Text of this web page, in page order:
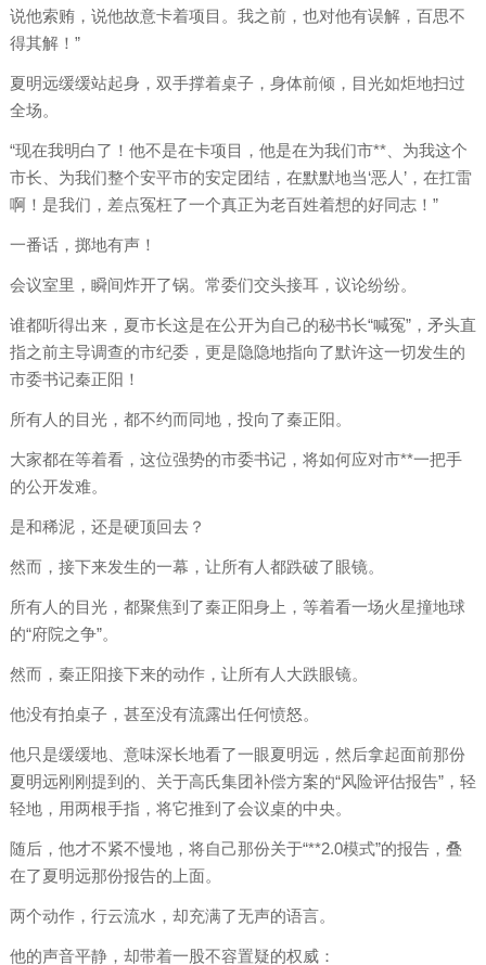
说他索贿，说他故意卡着项目。我之前，也对他有误解，百思不
得其解！”
夏明远缓缓站起身，双手撑着桌子，身体前倾，目光如炬地扫过
全场。
“现在我明白了！他不是在卡项目，他是在为我们市**、为我这个
市长、为我们整个安平市的安定团结，在默默地当‘恶人’，在扛雷
啊！是我们，差点冤枉了一个真正为老百姓着想的好同志！”
一番话，掷地有声！
会议室里，瞬间炸开了锅。常委们交头接耳，议论纷纷。
谁都听得出来，夏市长这是在公开为自己的秘书长“喊冤”，矛头直
指之前主导调查的市纪委，更是隐隐地指向了默许这一切发生的
市委书记秦正阳！
所有人的目光，都不约而同地，投向了秦正阳。
大家都在等着看，这位强势的市委书记，将如何应对市**一把手
的公开发难。
是和稀泥，还是硬顶回去？
然而，接下来发生的一幕，让所有人都跌破了眼镜。
所有人的目光，都聚焦到了秦正阳身上，等着看一场火星撞地球
的“府院之争”。
然而，秦正阳接下来的动作，让所有人大跌眼镜。
他没有拍桌子，甚至没有流露出任何愤怒。
他只是缓缓地、意味深长地看了一眼夏明远，然后拿起面前那份
夏明远刚刚提到的、关于高氏集团补偿方案的“风险评估报告”，轻
轻地，用两根手指，将它推到了会议桌的中央。
随后，他才不紧不慢地，将自己那份关于“**2.0模式”的报告，叠
在了夏明远那份报告的上面。
两个动作，行云流水，却充满了无声的语言。
他的声音平静，却带着一股不容置疑的权威：